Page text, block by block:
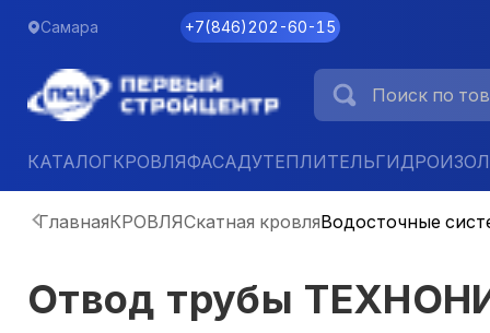
Самара +7(846)202-60-15
КАТАЛОГКРОВЛЯФАСАДУТЕПЛИТЕЛЬ
ГлавнаяКРОВЛЯСкатная кровляВодосточные
Отвод трубы